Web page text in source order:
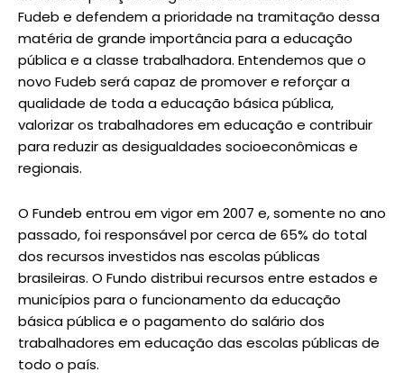
Fudeb e defendem a prioridade na tramitação dessa
matéria de grande importância para a educação
pública e a classe trabalhadora. Entendemos que o
novo Fudeb será capaz de promover e reforçar a
qualidade de toda a educação básica pública,
valorizar os trabalhadores em educação e contribuir
para reduzir as desigualdades socioeconômicas e
regionais.
O Fundeb entrou em vigor em 2007 e, somente no ano
passado, foi responsável por cerca de 65% do total
dos recursos investidos nas escolas públicas
brasileiras. O Fundo distribui recursos entre estados e
municípios para o funcionamento da educação
básica pública e o pagamento do salário dos
trabalhadores em educação das escolas públicas de
todo o país.